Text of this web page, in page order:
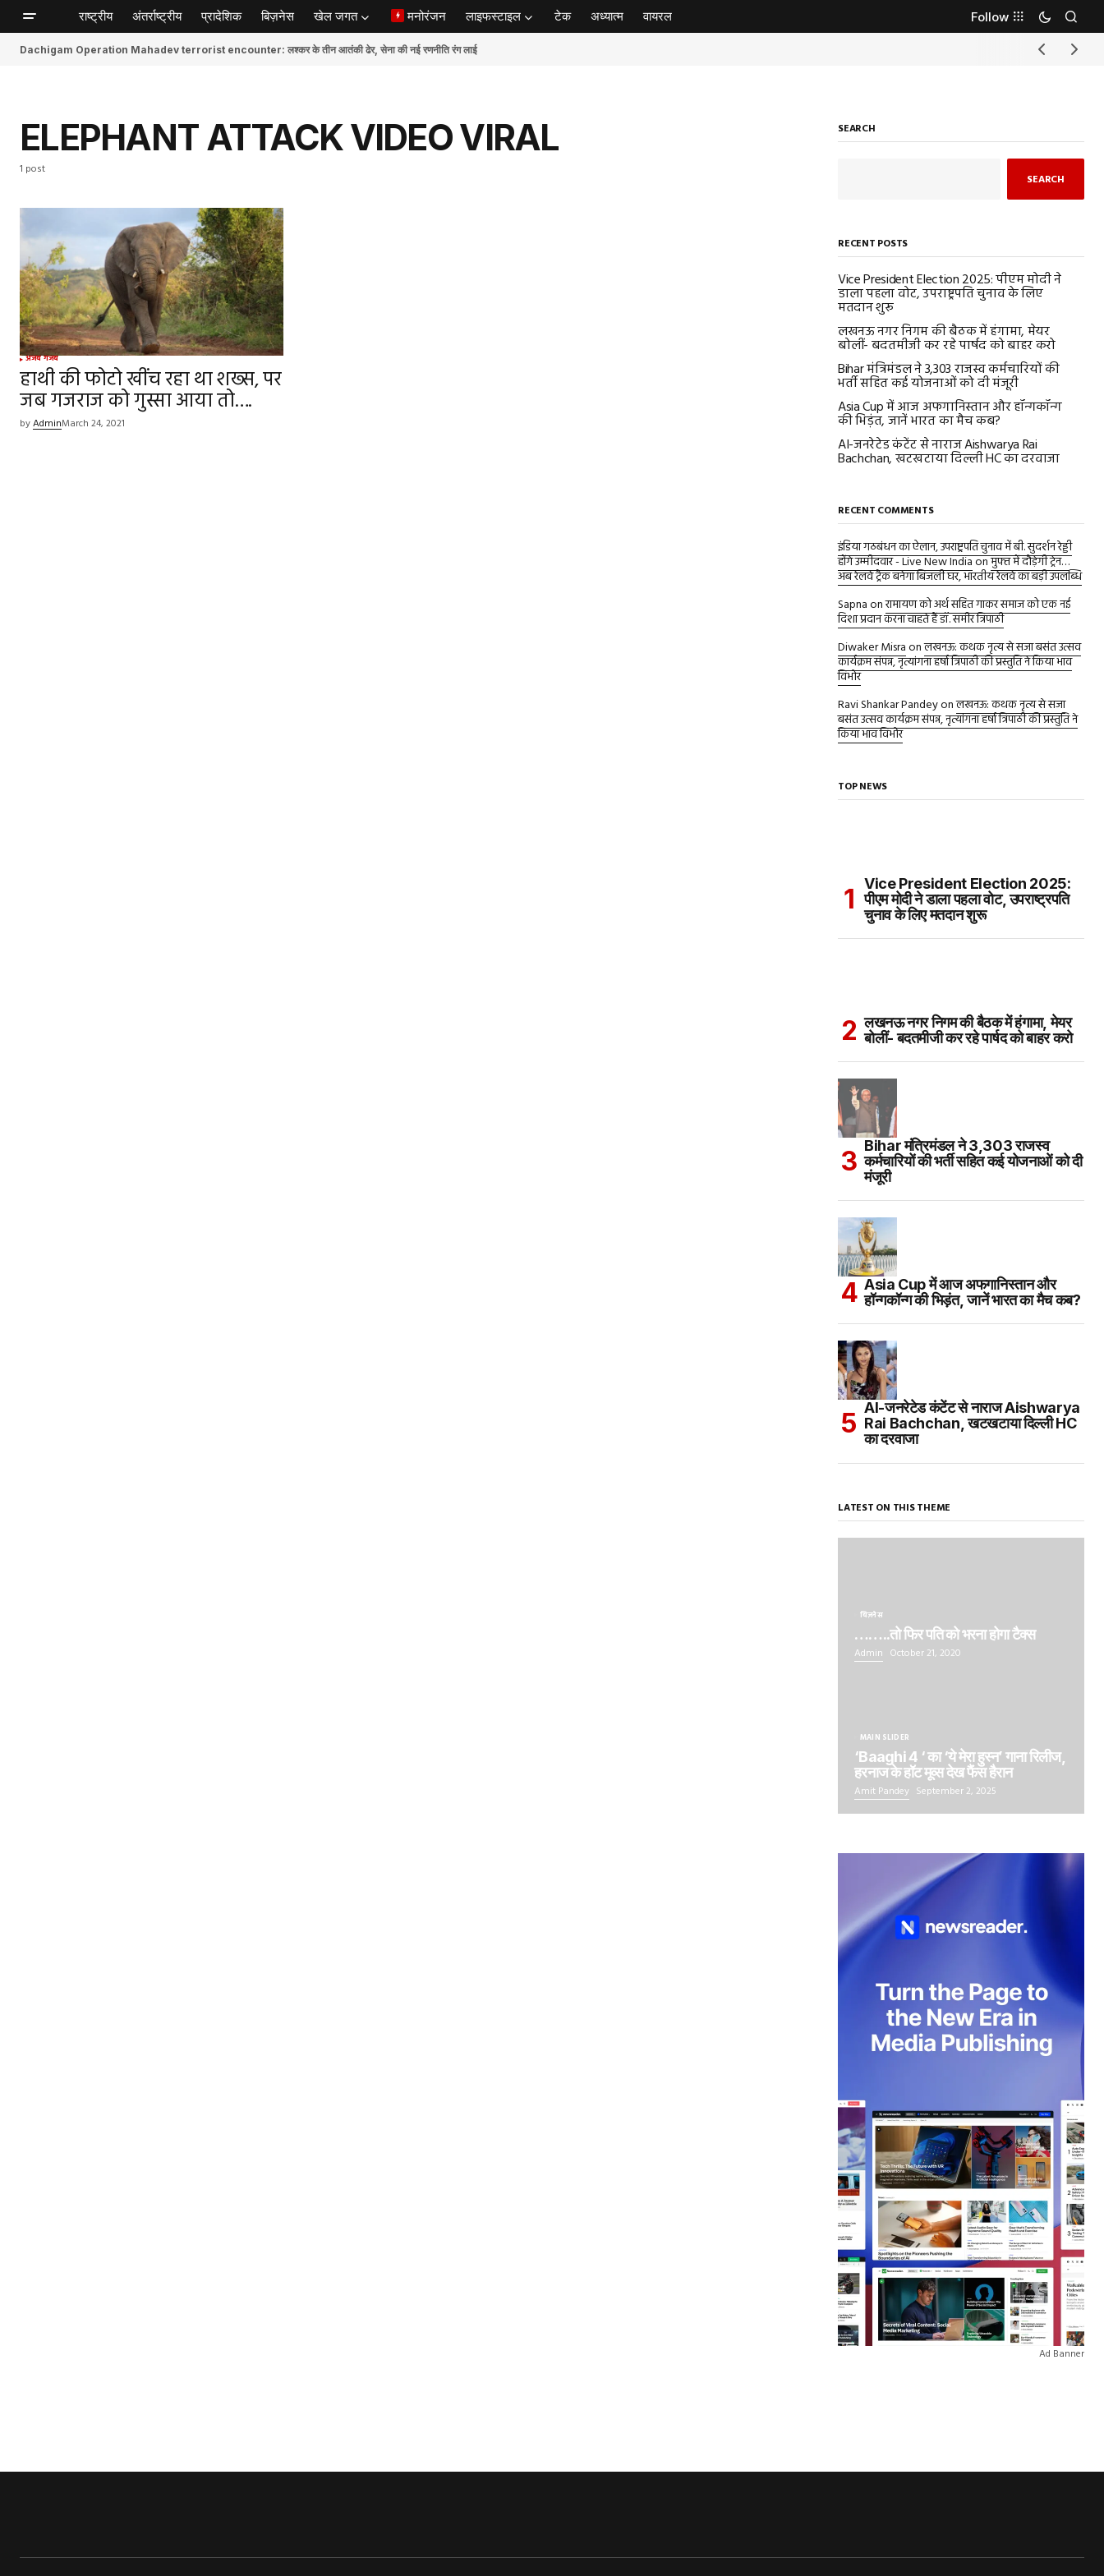
राष्ट्रीय अंतर्राष्ट्रीय प्रादेशिक बिज़नेस खेल जगत मनोरंजन लाइफस्टाइल टेक अध्यात्म वायरल Follow
Dachigam Operation Mahadev terrorist encounter: लश्कर के तीन आतंकी ढेर, सेना की नई रणनीति रंग लाई
ELEPHANT ATTACK VIDEO VIRAL
1 post
अजब गजब
हाथी की फोटो खींच रहा था शख्स, पर
जब गजराज को गुस्सा आया तो….
byAdminMarch 24, 2021
SEARCH
SEARCH
RECENT POSTS
Vice President Election 2025: पीएम मोदी ने
डाला पहला वोट, उपराष्ट्रपति चुनाव के लिए
मतदान शुरू
लखनऊ नगर निगम की बैठक में हंगामा, मेयर
बोलीं- बदतमीजी कर रहे पार्षद को बाहर करो
Bihar मंत्रिमंडल ने 3,303 राजस्व कर्मचारियों की
भर्ती सहित कई योजनाओं को दी मंजूरी
Asia Cup में आज अफगानिस्तान और हॉन्गकॉन्ग
की भिड़ंत, जानें भारत का मैच कब?
AI-जनरेटेड कंटेंट से नाराज Aishwarya Rai
Bachchan, खटखटाया दिल्ली HC का दरवाजा
RECENT COMMENTS
इंडिया गठबंधन का ऐलान, उपराष्ट्रपति चुनाव में बी. सुदर्शन रेड्डी
होंगे उम्मीदवार - Live New Indiaonमुफ्त में दौड़ेगी ट्रेन…
अब रेलवे ट्रैक बनेगा बिजली घर, भारतीय रेलवे का बड़ी उपलब्धि
Sapnaonरामायण को अर्थ सहित गाकर समाज को एक नई
दिशा प्रदान करना चाहते हैं डॉ. समीर त्रिपाठी
Diwaker Misraonलखनऊ: कथक नृत्य से सजा बसंत उत्सव
कार्यक्रम संपन्न, नृत्यांगना हर्षा त्रिपाठी की प्रस्तुति ने किया भाव
विभोर
Ravi Shankar Pandeyonलखनऊ: कथक नृत्य से सजा
बसंत उत्सव कार्यक्रम संपन्न, नृत्यांगना हर्षा त्रिपाठी की प्रस्तुति ने
किया भाव विभोर
TOP NEWS
Vice President Election 2025:
पीएम मोदी ने डाला पहला वोट, उपराष्ट्रपति
चुनाव के लिए मतदान शुरू
लखनऊ नगर निगम की बैठक में हंगामा, मेयर
बोलीं- बदतमीजी कर रहे पार्षद को बाहर करो
Bihar मंत्रिमंडल ने 3,303 राजस्व
कर्मचारियों की भर्ती सहित कई योजनाओं को दी
मंजूरी
Asia Cup में आज अफगानिस्तान और
हॉन्गकॉन्ग की भिड़ंत, जानें भारत का मैच कब?
AI-जनरेटेड कंटेंट से नाराज Aishwarya
Rai Bachchan, खटखटाया दिल्ली HC
का दरवाजा
LATEST ON THIS THEME
बिज़नेस
……..तो फिर पति को भरना होगा टैक्स
Admin October 21, 2020
MAIN SLIDER
‘Baaghi 4 ‘ का ‘ये मेरा हुस्न’ गाना रिलीज,
हरनाज के हॉट मूव्स देख फैंस हैरान
Amit Pandey September 2, 2025
Ad Banner